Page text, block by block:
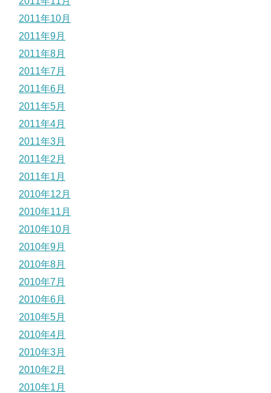
2011年10月
2011年9月
2011年8月
2011年7月
2011年6月
2011年5月
2011年4月
2011年3月
2011年2月
2011年1月
2010年12月
2010年11月
2010年10月
2010年9月
2010年8月
2010年7月
2010年6月
2010年5月
2010年4月
2010年3月
2010年2月
2010年1月